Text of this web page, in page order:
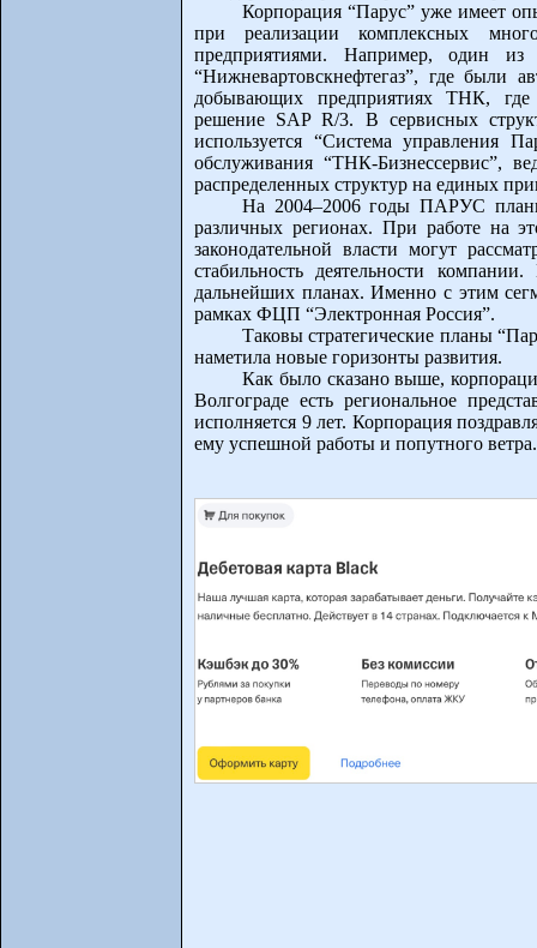
Корпорация “Парус” уже имеет
при реализации комплексных
предприятиями. Например,
“Нижневартовскнефтегаз”, где были
добывающих предприятиях ТНК, где
решение SAP R/3. В сервисных
используется “Система управления
обслуживания “ТНК-Бизнессервис”,
распределенных структур на единых
На 2004–2006 годы ПАРУС
различных регионах. При работе на
законодательной власти могут
стабильность деятельности
дальнейших планах. Именно с этим
рамках ФЦП “Электронная Россия”.
Таковы стратегические планы
наметила новые горизонты развития.
Как было сказано выше,
Волгограде есть региональное
исполняется 9 лет. Корпорация
ему успешной работы и попутного ветра.